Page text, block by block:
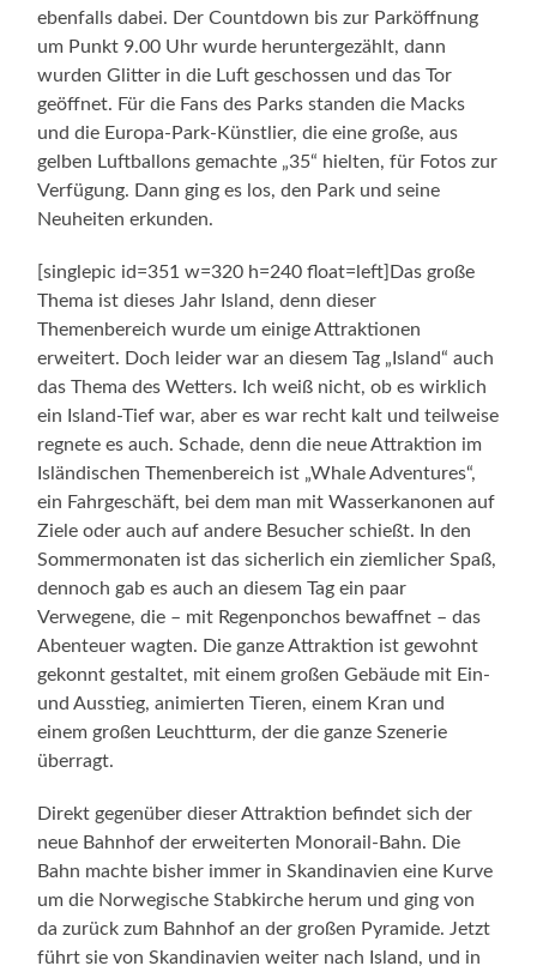
ebenfalls dabei. Der Countdown bis zur Parköffnung
um Punkt 9.00 Uhr wurde heruntergezählt, dann
wurden Glitter in die Luft geschossen und das Tor
geöffnet. Für die Fans des Parks standen die Macks
und die Europa-Park-Künstlier, die eine große, aus
gelben Luftballons gemachte „35“ hielten, für Fotos zur
Verfügung. Dann ging es los, den Park und seine
Neuheiten erkunden.
[singlepic id=351 w=320 h=240 float=left]Das große
Thema ist dieses Jahr Island, denn dieser
Themenbereich wurde um einige Attraktionen
erweitert. Doch leider war an diesem Tag „Island“ auch
das Thema des Wetters. Ich weiß nicht, ob es wirklich
ein Island-Tief war, aber es war recht kalt und teilweise
regnete es auch. Schade, denn die neue Attraktion im
Isländischen Themenbereich ist „Whale Adventures“,
ein Fahrgeschäft, bei dem man mit Wasserkanonen auf
Ziele oder auch auf andere Besucher schießt. In den
Sommermonaten ist das sicherlich ein ziemlicher Spaß,
dennoch gab es auch an diesem Tag ein paar
Verwegene, die – mit Regenponchos bewaffnet – das
Abenteuer wagten. Die ganze Attraktion ist gewohnt
gekonnt gestaltet, mit einem großen Gebäude mit Ein-
und Ausstieg, animierten Tieren, einem Kran und
einem großen Leuchtturm, der die ganze Szenerie
überragt.
Direkt gegenüber dieser Attraktion befindet sich der
neue Bahnhof der erweiterten Monorail-Bahn. Die
Bahn machte bisher immer in Skandinavien eine Kurve
um die Norwegische Stabkirche herum und ging von
da zurück zum Bahnhof an der großen Pyramide. Jetzt
führt sie von Skandinavien weiter nach Island, und in